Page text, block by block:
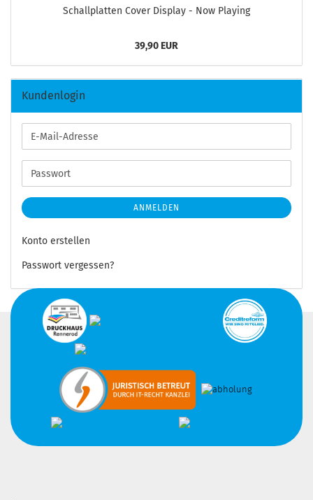
Schall­plat­ten Cover Dis­play - Now Play­ing
39,90 EUR
Kundenlogin
E-
Mail-
Adresse
Passwort
ANMELDEN
Konto erstellen
Passwort vergessen?